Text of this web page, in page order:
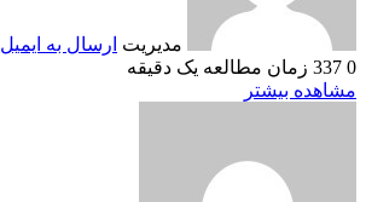
مدیریت ارسال به ایمیل
0
زمان مطالعه یک دقیقه
مشاهده بیشتر